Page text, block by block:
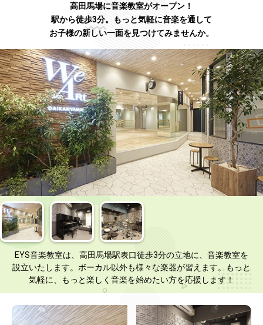
高田馬場に音楽教室がオープン！
駅から徒歩3分。もっと気軽に音楽を通して
お子様の新しい一面を見つけてみませんか。
EYS音楽教室は、高田馬場駅表口徒歩3分の立地に、音楽教室を
設立いたします。ボーカル以外も様々な楽器が習えます。もっと
気軽に、もっと楽しく音楽を始めたい方を応援します！